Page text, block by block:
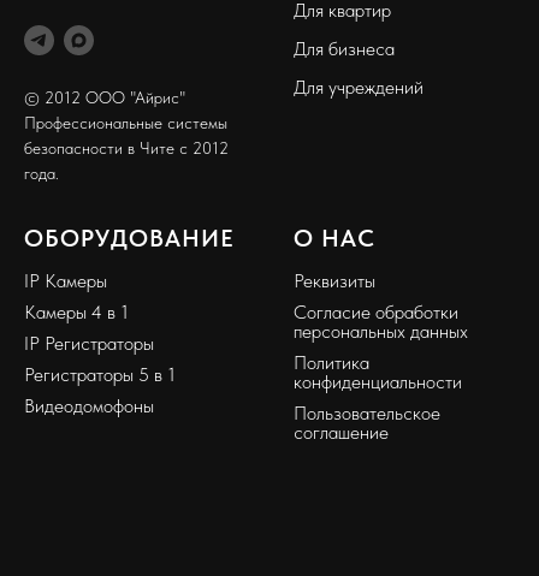
© 2012 ООО "Айрис"
Профессиональные системы
безопасности в Чите с 2012
года.
Для квартир
Для бизнеса
Для учреждений
ОБОРУДОВАНИЕ
IP Камеры
Камеры 4 в 1
IP Регистраторы
Регистраторы 5 в 1
Видеодомофоны
О НАС
Реквизиты
Согласие обработки
персональных данных
Политика
конфиденциальности
Пользовательское
соглашение